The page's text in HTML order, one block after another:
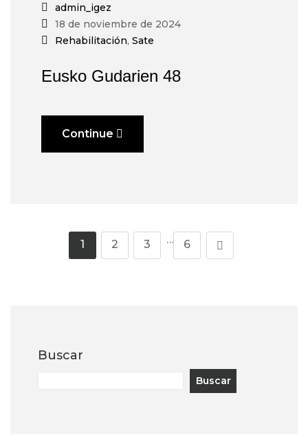
admin_igez
18 de noviembre de 2024
Rehabilitación, Sate
Eusko Gudarien 48
Continue
1 2 3 … 6
Buscar
Buscar